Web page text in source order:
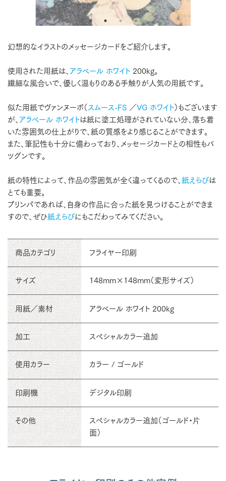
幻想的なイラストのメッセージカードをご紹介します。
使用された用紙は、 アラベール ホワイト 200kg。
繊細な風合いで、優しく温もりのある手触りが人気の用紙です。
似た用紙でヴァンヌーボ（ スムース-FS ／VG ホワイト ）もございます
が、 アラベール ホワイトは紙に塗工処理がされていない分、落ち着
いた雰囲気の仕上がりで、紙の質感をより感じることができます。
また、筆記性も十分に備わっており、メッセージカードとの相性もバ
ツグンです。
紙の特性によって、作品の雰囲気が全く違ってくるので、紙えらびは
とても重要。
プリンパであれば、自身の作品に合った紙を見つけることができま
すので、ぜひ紙えらびにもこだわってみてください。
商品カテゴリ フライヤー印刷
サイズ 148mm×148mm（変形サイズ）
用紙／素材 アラベール ホワイト 200kg
加工 スペシャルカラー追加
使用カラー カラー / ゴールド
印刷機 デジタル印刷
その他
スペシャルカラー追加（ゴールド・片
面）